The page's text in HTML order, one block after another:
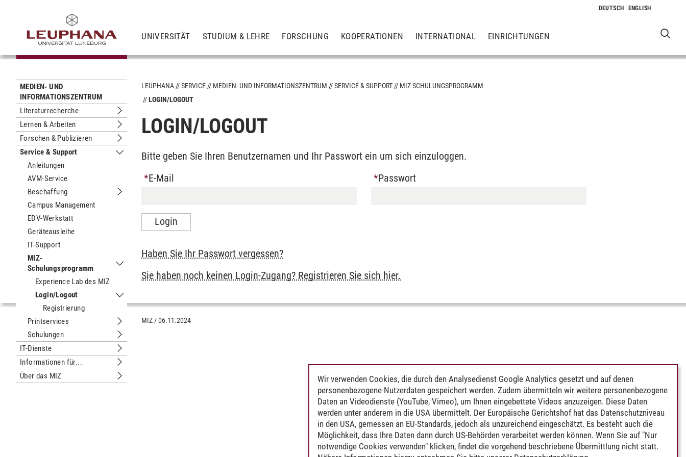
UNIVERSITÄT STUDIUM & LEHRE FORSCHUNG KOOPERATIONEN INTERNATIONAL EINRICHTUNGEN
MEDIEN- UND
INFORMATIONSZENTRUM
Literaturrecherche
Untermenu Literaturrecherche
Lernen & Arbeiten
Untermenu Lernen & Arbeiten
Forschen & Publizieren
Untermenu Forschen & Publizieren
Service & Support
Untermenu Service & Support
Anleitungen
AVM-Service
Beschaffung
Untermenu Beschaffung
Campus Management
EDV-Werkstatt
Geräteausleihe
IT-Support
MIZ-
Schulungsprogramm
Untermenu MIZ-Schulungsprogramm
Experience Lab des MIZ
Login/Logout
Untermenu Login/Logout
Registrierung
Printservices
Untermenu Printservices
Schulungen
Untermenu Schulungen
IT-Dienste
Untermenu IT-Dienste
Informationen für...
Untermenu Informationen für...
Über das MIZ
Untermenu Über das MIZ
LEUPHANA SERVICE MEDIEN- UND INFORMATIONSZENTRUM SERVICE & SUPPORT
MIZ-SCHULUNGSPROGRAMM
LOGIN/LOGOUT
LOGIN/LOGOUT
Bitte geben Sie Ihren Benutzernamen und Ihr Passwort ein um sich einzuloggen.
E-Mail
Passwort
Haben Sie Ihr Passwort vergessen?
Sie haben noch keinen Login-Zugang? Registrieren Sie sich hier.
MIZ /06.11.2024
Wir verwenden Cookies, die durch den Analysedienst Google Analytics gesetzt und auf denen
personenbezogene Nutzerdaten gespeichert werden. Zudem übermitteln wir weitere personenbezogene
Daten an Videodienste (YouTube, Vimeo), um Ihnen eingebettete Videos anzuzeigen. Diese Daten
werden unter anderem in die USA übermittelt. Der Europäische Gerichtshof hat das Datenschutzniveau
in den USA, gemessen an EU-Standards, jedoch als unzureichend eingeschätzt. Es besteht auch die
Möglichkeit, dass Ihre Daten dann durch US-Behörden verarbeitet werden können. Wenn Sie auf "Nur
notwendige Cookies verwenden" klicken, findet die vorgehend beschriebene Übermittlung nicht statt.